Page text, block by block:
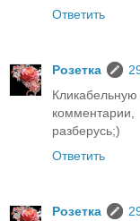
Ответить
Розетка
разберусь;)
Ответить
Розетка